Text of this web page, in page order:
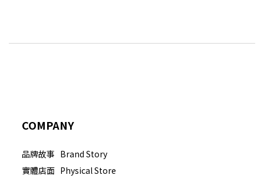
COMPANY
品牌故事 Brand Story
實體店面 Physical Store